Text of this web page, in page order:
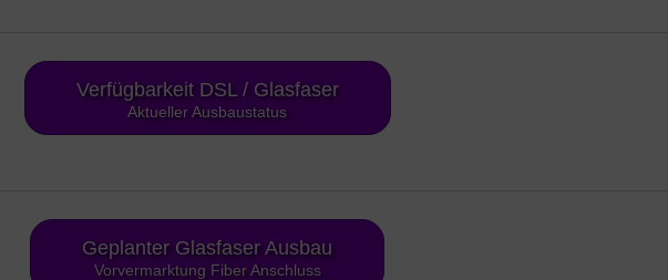
Verfügbarkeit DSL / Glasfaser
Aktueller Ausbaustatus
Geplanter Glasfaser Ausbau
Vorvermarktung Fiber Anschluss